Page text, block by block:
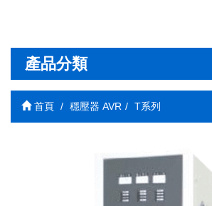
產品分類
首頁 穩壓器 AVR T系列